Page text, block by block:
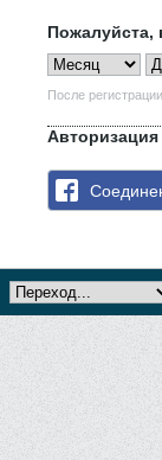
Пожалуйста,
После